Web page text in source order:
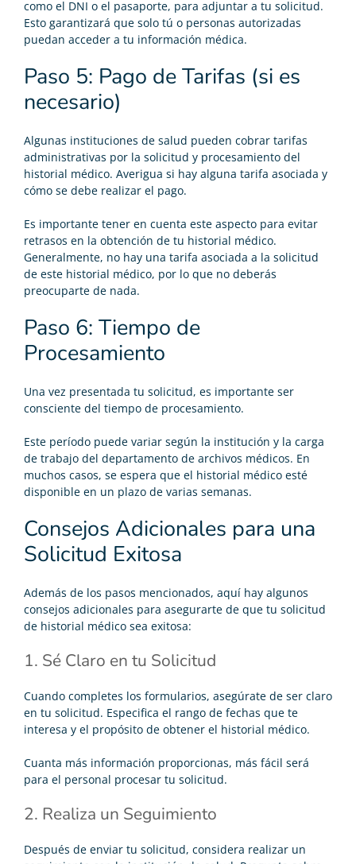
como el DNI o el pasaporte, para adjuntar a tu solicitud.
Esto garantizará que solo tú o personas autorizadas
puedan acceder a tu información médica.
Paso 5: Pago de Tarifas (si es
necesario)
Algunas instituciones de salud pueden cobrar tarifas
administrativas por la solicitud y procesamiento del
historial médico. Averigua si hay alguna tarifa asociada y
cómo se debe realizar el pago.
Es importante tener en cuenta este aspecto para evitar
retrasos en la obtención de tu historial médico.
Generalmente, no hay una tarifa asociada a la solicitud
de este historial médico, por lo que no deberás
preocuparte de nada.
Paso 6: Tiempo de
Procesamiento
Una vez presentada tu solicitud, es importante ser
consciente del tiempo de procesamiento.
Este período puede variar según la institución y la carga
de trabajo del departamento de archivos médicos. En
muchos casos, se espera que el historial médico esté
disponible en un plazo de varias semanas.
Consejos Adicionales para una
Solicitud Exitosa
Además de los pasos mencionados, aquí hay algunos
consejos adicionales para asegurarte de que tu solicitud
de historial médico sea exitosa:
1. Sé Claro en tu Solicitud
Cuando completes los formularios, asegúrate de ser claro
en tu solicitud. Especifica el rango de fechas que te
interesa y el propósito de obtener el historial médico.
Cuanta más información proporcionas, más fácil será
para el personal procesar tu solicitud.
2. Realiza un Seguimiento
Después de enviar tu solicitud, considera realizar un